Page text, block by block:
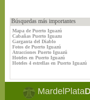
Búsquedas más importantes
Mapa de Puerto Iguazú
Cabañas Puerto Iguazu
Garganta del Diablo
Fotos de Puerto Iguazú
Atracciones Puerto Iguazú
Hoteles en Puerto Iguazú
Hoteles 4 estrellas en Puerto Iguazú
MardelPlata